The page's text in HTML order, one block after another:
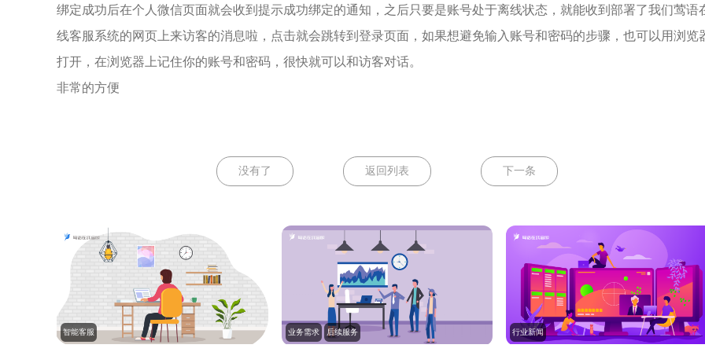
绑定成功后在个人微信页面就会收到提示成功绑定的通知，之后只要是账号处于离线状态，就能收到部署了我们莺语
线客服系统的网页上来访客的消息啦，点击就会跳转到登录页面，如果想避免输入账号和密码的步骤，也可以用浏览
打开，在浏览器上记住你的账号和密码，很快就可以和访客对话。
非常的方便
没有了 返回列表 下一条
智能客服 业务需求 后续服务 行业新闻